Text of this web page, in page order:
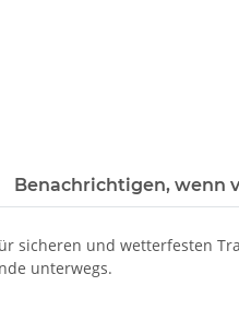
Benachrichtigen, wenn
sicheren und wetterfesten
unterwegs.